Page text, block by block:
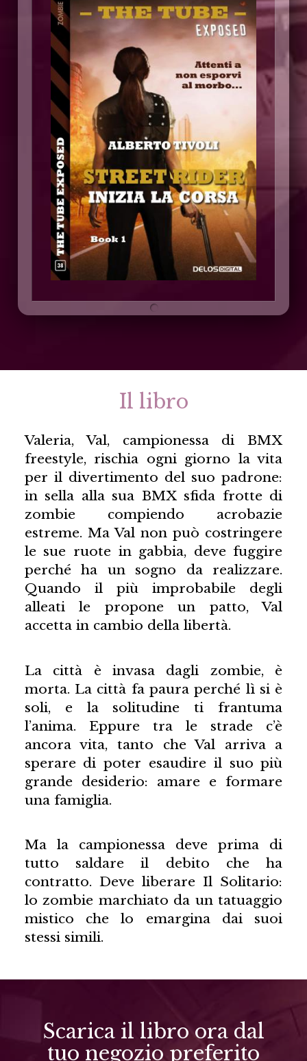
Il libro
Valeria, Val, campionessa di BMX
freestyle, rischia ogni giorno la vita
per il divertimento del suo padrone:
in sella alla sua BMX sfida frotte di
zombie compiendo acrobazie
estreme. Ma Val non può costringere
le sue ruote in gabbia, deve fuggire
perché ha un sogno da realizzare.
Quando il più improbabile degli
alleati le propone un patto, Val
accetta in cambio della libertà.
La città è invasa dagli zombie, è
morta. La città fa paura perché lì si è
soli, e la solitudine ti frantuma
l’anima. Eppure tra le strade c’è
ancora vita, tanto che Val arriva a
sperare di poter esaudire il suo più
grande desiderio: amare e formare
una famiglia.
Ma la campionessa deve prima di
tutto saldare il debito che ha
contratto. Deve liberare Il Solitario:
lo zombie marchiato da un tatuaggio
mistico che lo emargina dai suoi
stessi simili.
Scarica il libro ora dal
tuo negozio preferito